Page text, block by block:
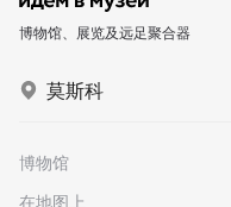
博物馆、展览及远足聚合器
莫斯科
博物馆
在地图上